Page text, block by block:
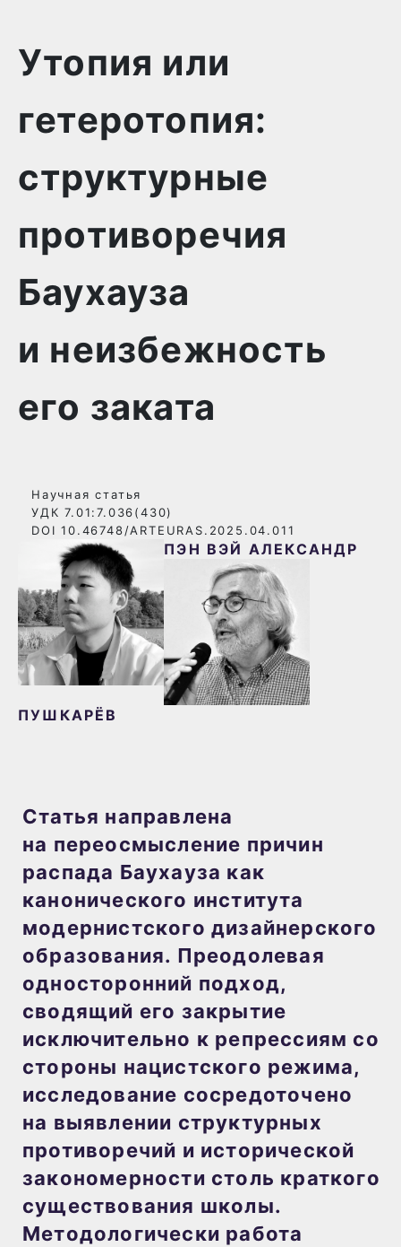
Утопия или
гетеротопия:
структурные
противоречия
Баухауза
и неизбежность
его заката
Научная статья
УДК 7.01:7.036(430)
DOI 10.46748/ARTEURAS.2025.04.011
ПЭН ВЭЙ АЛЕКСАНДР
ПУШКАРЁВ
Статья направлена
на переосмысление причин
распада Баухауза как
канонического института
модернистского дизайнерского
образования. Преодолевая
односторонний подход,
сводящий его закрытие
исключительно к репрессиям со
стороны нацистского режима,
исследование сосредоточено
на выявлении структурных
противоречий и исторической
закономерности столь краткого
существования школы.
Методологически работа